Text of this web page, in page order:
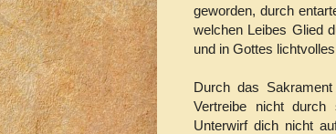
geworden, durch
welchen Leibes Glied
und in Gottes
Durch das
Vertreibe nicht durch
Unterwirf dich nicht